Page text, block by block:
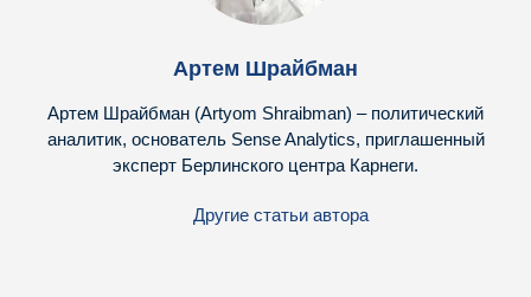
Артем Шрайбман
Артем Шрайбман (Artyom Shraibman) – политический
аналитик, основатель Sense Analytics, приглашенный
эксперт Берлинского центра Карнеги.
Другие статьи автора